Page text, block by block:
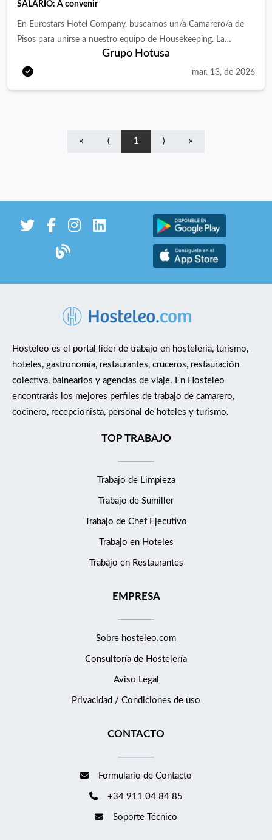
SALARIO: A convenir
En Eurostars Hotel Company, buscamos un/a Camarero/a de
Pisos para unirse a nuestro equipo de Housekeeping. La
persona seleccionada será responsable de garantizar la limpieza,
orden y presentación impecable de las habitaciones y áreas
toallas. Limpieza de baños y reposición de amenities. Control y
reposición de minibares (si aplica). Reporte de incidencias
camarero/a de pisos en hotel o establecimientos similares
(deseable). Capacidad para trabajar de manera ágil, organizada y
con atención al detalle. Compromiso con los estándares de
calidad y limpieza. Disponibilidad para trabajar fines de semana
y festivos según turnos. Valorable formación en Hostelería o
Incorporación a un hotel reconocido y con buen ambiente de
trabajo. Estabilidad laboral según valía. Formación inicial y
continua en estándares de calidad. Posibilidades de crecimiento
dentro del departamento o la cadena. Salario según convenio +
complementos (si aplica). Beneficios adicionales: [comidas,
Grupo Hotusa
mar. 13, de 2026
« ⟨ 1 ⟩ »
Hosteleo es el portal líder de trabajo en hostelería, turismo,
hoteles, gastronomía, restaurantes, cruceros, restauración
colectiva, balnearios y agencias de viaje. En Hosteleo
encontrarás los mejores perfiles de trabajo de camarero,
cocinero, recepcionista, personal de hoteles y turismo.
TOP TRABAJO
Trabajo de Limpieza
Trabajo de Sumiller
Trabajo de Chef Ejecutivo
Trabajo en Hoteles
Trabajo en Restaurantes
EMPRESA
Sobre hosteleo.com
Consultoría de Hostelería
Aviso Legal
Privacidad / Condiciones de uso
CONTACTO
Formulario de Contacto
+34 911 04 84 85
Soporte Técnico